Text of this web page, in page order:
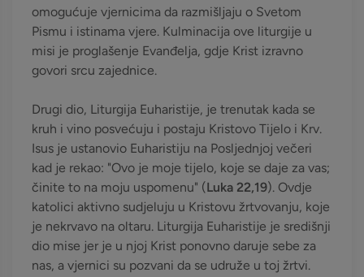
omogućuje vjernicima da razmišljaju o Svetom
Pismu i istinama vjere. Kulminacija ove liturgije u
misi je proglašenje Evanđelja, gdje Krist izravno
govori srcu zajednice.
Drugi dio, Liturgija Euharistije, je trenutak kada se
kruh i vino posvećuju i postaju Kristovo Tijelo i Krv.
Isus je ustanovio Euharistiju na Posljednjoj večeri
kad je rekao: "Ovo je moje tijelo, koje se daje za vas;
činite to na moju uspomenu" (Luka 22,19). Ovdje
katolici aktivno sudjeluju u Kristovu žrtvovanju, koje
je nekrvavo na oltaru. Liturgija Euharistije je središnji
dio mise jer je u njoj Krist ponovno daruje sebe za
nas, a vjernici su pozvani da se udruže u toj žrtvi.